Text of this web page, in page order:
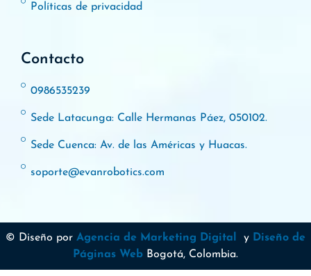
Políticas de privacidad
Contacto
0986535239
Sede Latacunga: Calle Hermanas Páez, 050102.
Sede Cuenca: Av. de las Américas y Huacas.
soporte@evanrobotics.com
© Diseño por Agencia de Marketing Digital y Diseño de
Páginas Web Bogotá, Colombia.